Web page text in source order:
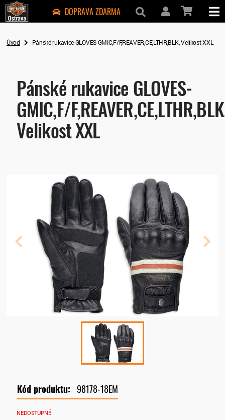
DOPRAVA ZDARMA
Úvod Pánské rukavice GLOVES-GMIC,F/F,REAVER,CE,LTHR,BLK, Velikost XXL
Pánské rukavice GLOVES-
GMIC,F/
Velikost XXL
Kód produktu: 98178-18EM
NEDOSTUPNÉ